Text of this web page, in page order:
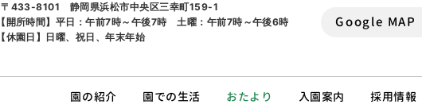
〒433-8101 静岡県浜松市中央区三幸町159-1
【開所時間】平日：午前7時～午後7時 土曜：午前7時～午後6時
【休園日】日曜、祝日、年末年始
Google MAP
園の紹介 園での生活 おたより 入園案内 採用情報